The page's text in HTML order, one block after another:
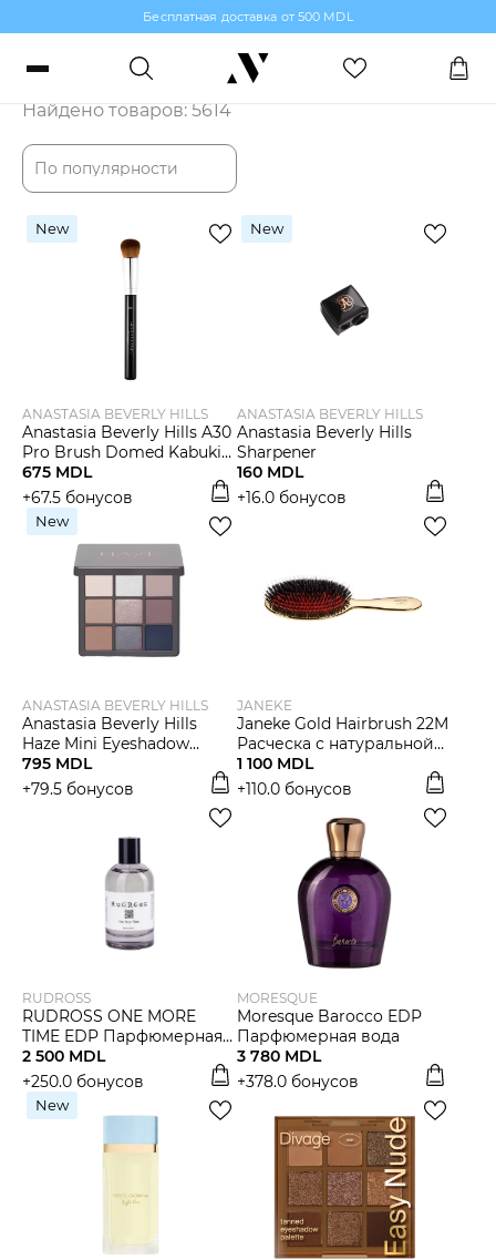
Бесплатная доставка от 500 MDL
Войти или зарегистрироваться
Парфюмерия
Волосы
Мужчины
Подарочные сертификаты
Бренды
Новости
Магазины
Каталог
Найдено товаров: 5614
По популярности
New
ANASTASIA BEVERLY HILLS
Anastasia Beverly Hills A30
Pro Brush Domed Kabuki
Brush
675 MDL
+67.5 бонусов
New
ANASTASIA BEVERLY HILLS
Anastasia Beverly Hills
Sharpener
160 MDL
+16.0 бонусов
New
ANASTASIA BEVERLY HILLS
Anastasia Beverly Hills
Haze Mini Eyeshadow
Palette
795 MDL
+79.5 бонусов
JANEKE
Janeke Gold Hairbrush 22M
Расческа с натуральной
щетиной средняя,
золотая
1 100 MDL
+110.0 бонусов
RUDROSS
RUDROSS ONE MORE
TIME EDP Парфюмерная
Вода
2 500 MDL
+250.0 бонусов
MORESQUE
Moresque Barocco EDP
Парфюмерная вода
3 780 MDL
+378.0 бонусов
New